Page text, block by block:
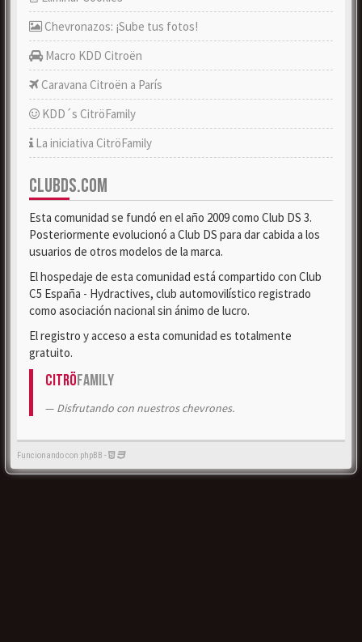
Chevronazos: ¡Sube tus fotos!
Macro KDD Citroën
Caravana Citroën a París
KDD´s CitröFamily
La iniciativa CitröFamily
CLUBDS.COM
Esta comunidad se fundó en el año 2009 como Club DS 3.
Posteriormente evolucionó a Club DS para dar cabida a los
usuarios de otros modelos de la marca.
El hospedaje de esta comunidad está compartido con Club
C5 España - Hydractives, club automovilístico registrado
como asociación nacional sin ánimo de lucro.
El registro y acceso a esta comunidad es totalmente
gratuito.
CitröFamily
Disfrutando con nuestros chevrones.
Funcionando con phpBB -